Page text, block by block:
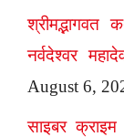
नर्वदेश्वर
August 6,
साइबर